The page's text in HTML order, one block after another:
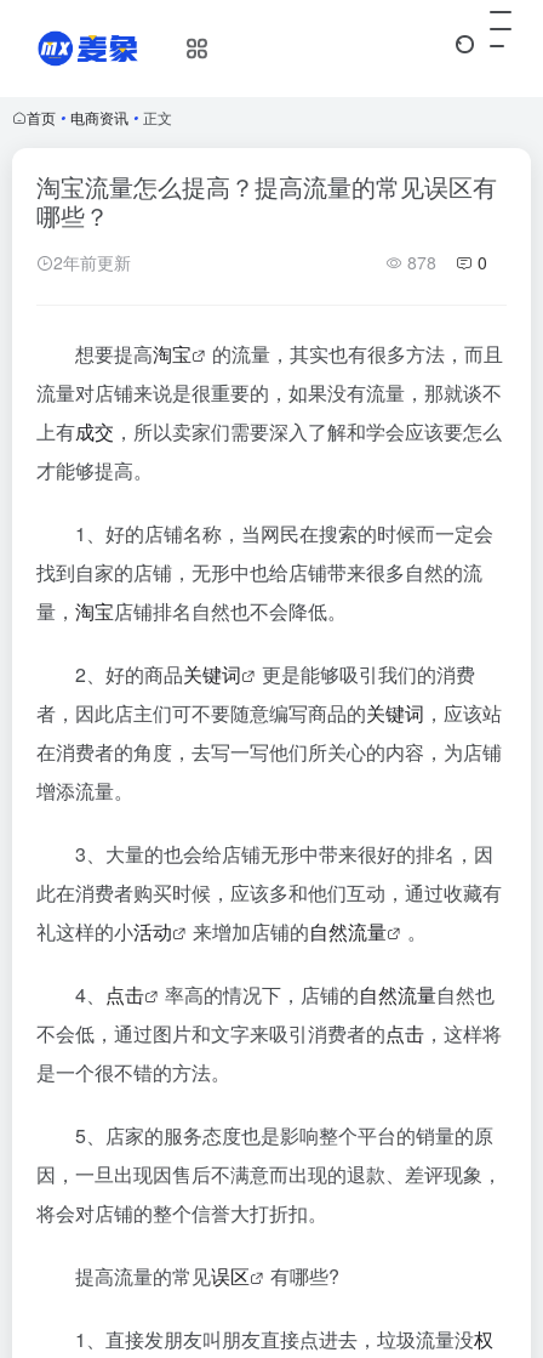
首页 • 电商资讯 • 正文
淘宝流量怎么提高？提高流量的常见误区有
哪些？
2年前更新 878 0
想要提高淘宝
的流量，其实也有很多方法，而且
流量对店铺来说是很重要的，如果没有流量，那就谈不
上有成交 ，所以卖家们需要深入了解和学会应该要怎么
才能够提高。
1、好的店铺名称，当网民在搜索的时候而一定会
找到自家的店铺，无形中也给店铺带来很多自然的流
量， 淘宝店铺排名自然也不会降低。
2、好的商品关键词
更是能够吸引我们的消费
者，因此店主们可不要随意编写商品的关键词 ，应该站
在消费者的角度，去写一写他们所关心的内容，为店铺
增添流量。
3、大量的也会给店铺无形中带来很好的排名，因
此在消费者购买时候，应该多和他们互动，通过收藏有
礼这样的小活动 来增加店铺的自然流量 。
4、 点击 率高的情况下，店铺的自然流量自然也
不会低，通过图片和文字来吸引消费者的点击 ，这样将
是一个很不错的方法。
5、店家的服务态度也是影响整个平台的销量的原
因，一旦出现因售后不满意而出现的退款、差评现象，
将会对店铺的整个信誉大打折扣。
提高流量的常见误区 有哪些?
1、直接发朋友叫朋友直接点进去，垃圾流量没权